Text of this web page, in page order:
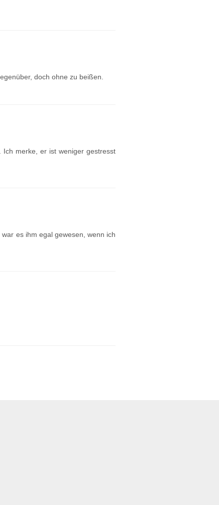
doch ohne zu beißen.
merke, er ist weniger gestresst
es ihm egal gewesen, wenn ich